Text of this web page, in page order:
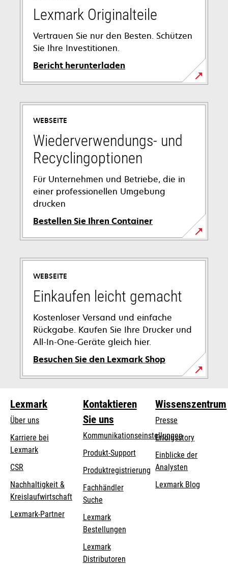
Lexmark Originalteile
Vertrauen Sie nur den Besten. Schützen
Sie Ihre Investitionen.
Bericht herunterladen
wird
in
neuen
Registerkarte
geöffnet
WEBSEITE
Wiederverwendungs- und
Recyclingoptionen
Für Unternehmen und Betriebe, die in
einer professionellen Umgebung
drucken
Bestellen Sie Ihren Container
wird
in
neuen
Registerkarte
geöffnet
WEBSEITE
Einkaufen leicht gemacht
Kostenloser Versand und einfache
Rückgabe. Kaufen Sie Ihre Drucker und
All-In-One-Geräte gleich hier.
Besuchen Sie den Lexmark Shop
Lexmark
Über uns
Karriere bei
Lexmark
CSR
Nachhaltigkeit &
Kreislaufwirtschaft
Lexmark-Partner
Kontaktieren
Sie uns
Kommunikationseinstellungen
wird
in
einer
neuen
Registerkarte
geöffnet
Produkt-Supportwird
einer
neuen
Produktregistrierung
Fachhändler
Suche
Lexmark
Bestellungen
Lexmark
Distributoren
Wissenszentrum
Presse
Erfolgsstory
Einblicke der
Analysten
Lexmark Blog